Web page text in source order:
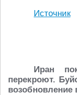
Источник
Иран
перекроют.
возобновление